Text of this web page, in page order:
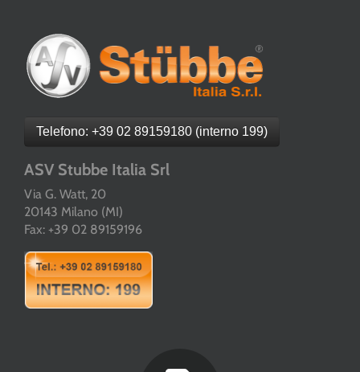
Telefono: +39 02 89159180 (interno 199)
ASV Stubbe Italia Srl
Via G. Watt, 20
20143 Milano (MI)
Fax: +39 02 89159196